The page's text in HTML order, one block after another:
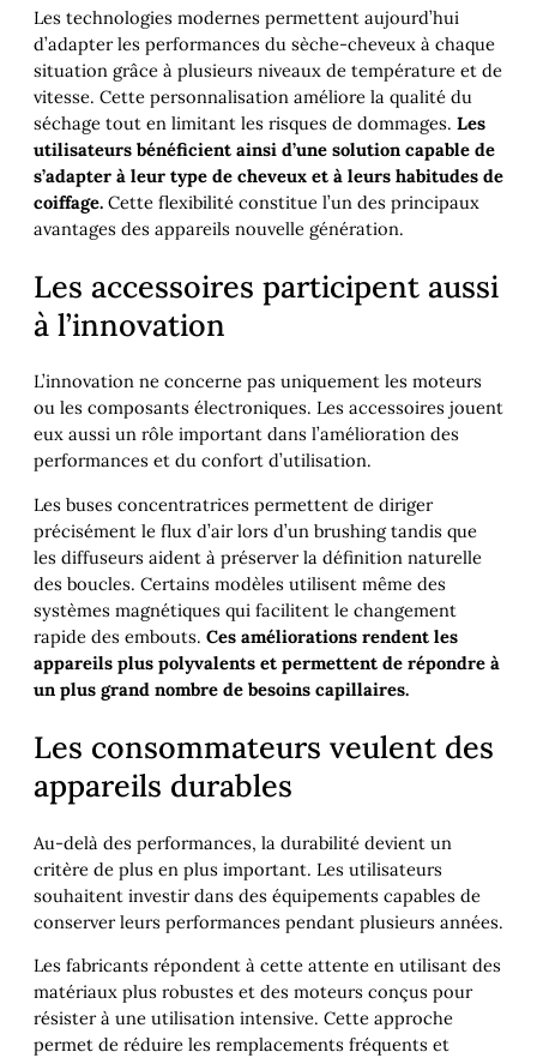
Les technologies modernes permettent aujourd’hui
d’adapter les performances du sèche-cheveux à chaque
situation grâce à plusieurs niveaux de température et de
vitesse. Cette personnalisation améliore la qualité du
séchage tout en limitant les risques de dommages. Les
utilisateurs bénéficient ainsi d’une solution capable de
s’adapter à leur type de cheveux et à leurs habitudes de
coiffage. Cette flexibilité constitue l’un des principaux
avantages des appareils nouvelle génération.
Les accessoires participent aussi
à l’innovation
L’innovation ne concerne pas uniquement les moteurs
ou les composants électroniques. Les accessoires jouent
eux aussi un rôle important dans l’amélioration des
performances et du confort d’utilisation.
Les buses concentratrices permettent de diriger
précisément le flux d’air lors d’un brushing tandis que
les diffuseurs aident à préserver la définition naturelle
des boucles. Certains modèles utilisent même des
systèmes magnétiques qui facilitent le changement
rapide des embouts. Ces améliorations rendent les
appareils plus polyvalents et permettent de répondre à
un plus grand nombre de besoins capillaires.
Les consommateurs veulent des
appareils durables
Au-delà des performances, la durabilité devient un
critère de plus en plus important. Les utilisateurs
souhaitent investir dans des équipements capables de
conserver leurs performances pendant plusieurs années.
Les fabricants répondent à cette attente en utilisant des
matériaux plus robustes et des moteurs conçus pour
résister à une utilisation intensive. Cette approche
permet de réduire les remplacements fréquents et